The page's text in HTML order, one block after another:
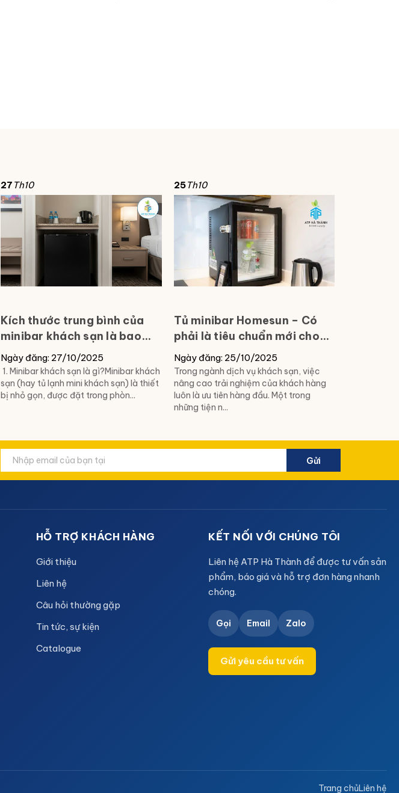
27 Th10
Kích thước trung bình của
minibar khách sạn là bao
nhiêu?
Ngày đăng: 27/10/2025
1. Minibar khách sạn là gì?Minibar khách
sạn (hay tủ lạnh mini khách sạn) là thiết
bị nhỏ gọn, được đặt trong phòn...
25Th10
Tủ minibar Homesun – Có
phải là tiêu chuẩn mới cho
mọi phòng khách sạn?
Ngày đăng: 25/10/2025
Trong ngành dịch vụ khách sạn, việc
nâng cao trải nghiệm của khách hàng
luôn là ưu tiên hàng đầu. Một trong
những tiện n...
Gửi
HỖ TRỢ KHÁCH HÀNG
Giới thiệu
Liên hệ
Câu hỏi thường gặp
Tin tức, sự kiện
Catalogue
KẾT NỐI VỚI CHÚNG TÔI
Liên hệ ATP Hà Thành để được tư vấn sản
phẩm, báo giá và hỗ trợ đơn hàng nhanh
chóng.
Gọi Email Zalo
Gửi yêu cầu tư vấn
Trang chủLiên hệ